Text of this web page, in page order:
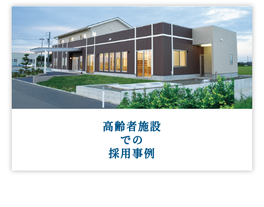
高齢者施設
での
採用事例